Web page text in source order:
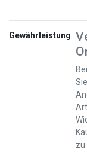
Gewährleistung
zu